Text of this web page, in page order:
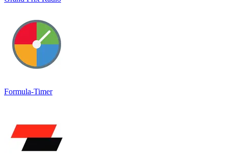
Formula-Timer